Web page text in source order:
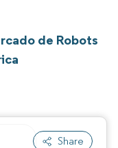
de Robots
Share